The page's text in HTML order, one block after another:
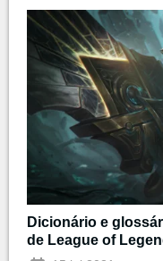
Dicionário e
de League of